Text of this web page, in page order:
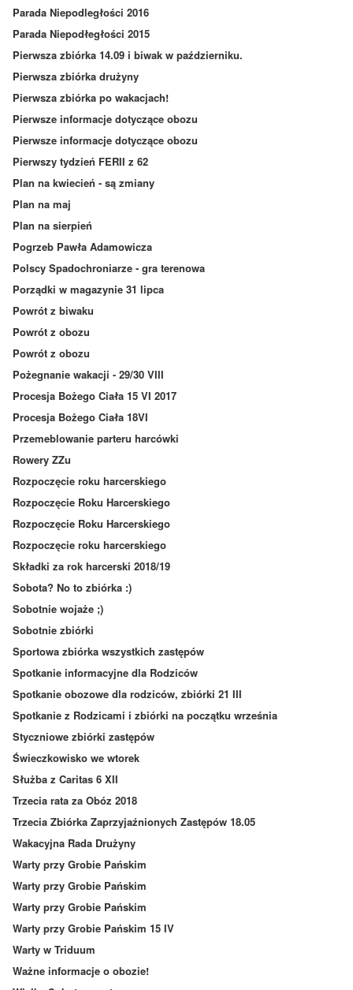
Parada Niepodległości 2016
Parada Niepodłegłości 2015
Pierwsza zbiórka 14.09 i biwak w październiku.
Pierwsza zbiórka drużyny
Pierwsza zbiórka po wakacjach!
Pierwsze informacje dotyczące obozu
Pierwsze informacje dotyczące obozu
Pierwszy tydzień FERII z 62
Plan na kwiecień - są zmiany
Plan na maj
Plan na sierpień
Pogrzeb Pawła Adamowicza
Polscy Spadochroniarze - gra terenowa
Porządki w magazynie 31 lipca
Powrót z biwaku
Powrót z obozu
Powrót z obozu
Pożegnanie wakacji - 29/30 VIII
Procesja Bożego Ciała 15 VI 2017
Procesja Bożego Ciała 18VI
Przemeblowanie parteru harcówki
Rowery ZZu
Rozpoczęcie roku harcerskiego
Rozpoczęcie Roku Harcerskiego
Rozpoczęcie Roku Harcerskiego
Rozpoczęcie roku harcerskiego
Składki za rok harcerski 2018/19
Sobota? No to zbiórka :)
Sobotnie wojaże ;)
Sobotnie zbiórki
Sportowa zbiórka wszystkich zastępów
Spotkanie informacyjne dla Rodziców
Spotkanie obozowe dla rodziców, zbiórki 21 III
Spotkanie z Rodzicami i zbiórki na początku września
Styczniowe zbiórki zastępów
Świeczkowisko we wtorek
Służba z Caritas 6 XII
Trzecia rata za Obóz 2018
Trzecia Zbiórka Zaprzyjaźnionych Zastępów 18.05
Wakacyjna Rada Drużyny
Warty przy Grobie Pańskim
Warty przy Grobie Pańskim
Warty przy Grobie Pańskim
Warty przy Grobie Pańskim 15 IV
Warty w Triduum
Ważne informacje o obozie!